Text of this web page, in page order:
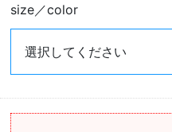
size／color